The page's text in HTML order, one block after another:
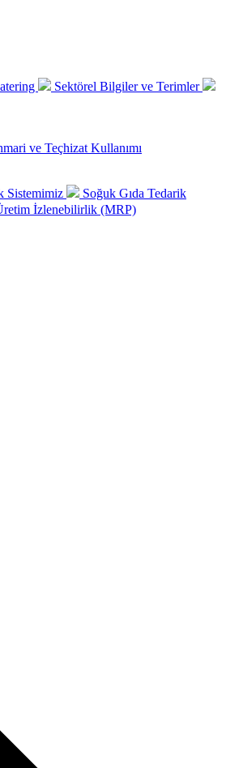
Sektörel Bilgiler ve Terimler
ve Teçhizat Kullanımı
Sistemimiz
Soğuk Gıda Tedarik
İzlenebilirlik (MRP)